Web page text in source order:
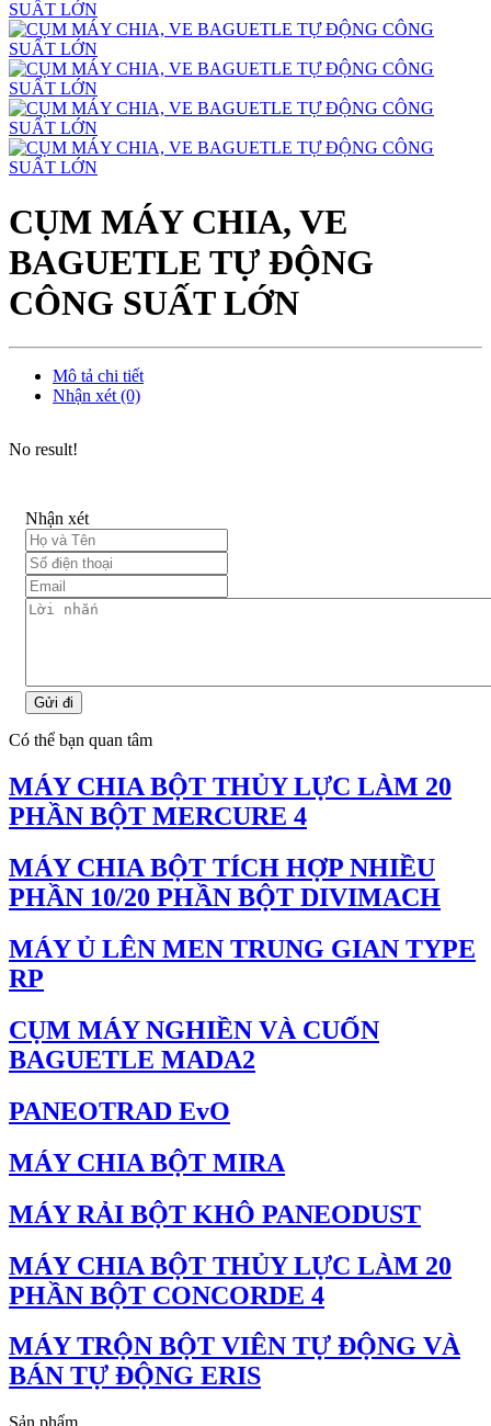
CỤM MÁY CHIA, VE
BAGUETLE TỰ ĐỘNG
CÔNG SUẤT LỚN
Mô tả chi tiết
Nhận xét (0)
No result!
Nhận xét
Gửi đi
Có thể bạn quan tâm
MÁY CHIA BỘT THỦY LỰC LÀM 20
PHẦN BỘT MERCURE 4
MÁY CHIA BỘT TÍCH HỢP NHIỀU
PHẦN 10/20 PHẦN BỘT DIVIMACH
MÁY Ủ LÊN MEN TRUNG GIAN TYPE
RP
CỤM MÁY NGHIỀN VÀ CUỐN
BAGUETLE MADA2
PANEOTRAD EvO
MÁY CHIA BỘT MIRA
MÁY RẢI BỘT KHÔ PANEODUST
MÁY CHIA BỘT THỦY LỰC LÀM 20
PHẦN BỘT CONCORDE 4
MÁY TRỘN BỘT VIÊN TỰ ĐỘNG VÀ
BÁN TỰ ĐỘNG ERIS